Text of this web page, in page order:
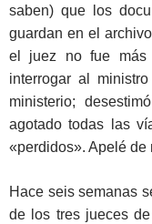
saben) que los
guardan en el
el juez no fue más
interrogar al
ministerio;
agotado todas las
«perdidos». Apelé de
Hace seis semanas
de los tres jueces